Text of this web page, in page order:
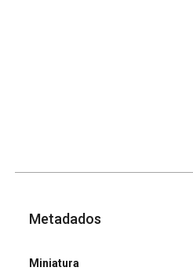
Metadados
Miniatura